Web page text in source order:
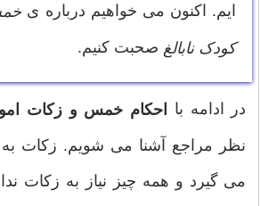
ایم. اکنون می خواهیم درباره ی
کودک نابالغ صحبت کنیم.
در ادامه با احکام خمس و زکات
نظر مراجع آشنا می شویم. زکات
می گیرد و همه چیز نیاز به زکات